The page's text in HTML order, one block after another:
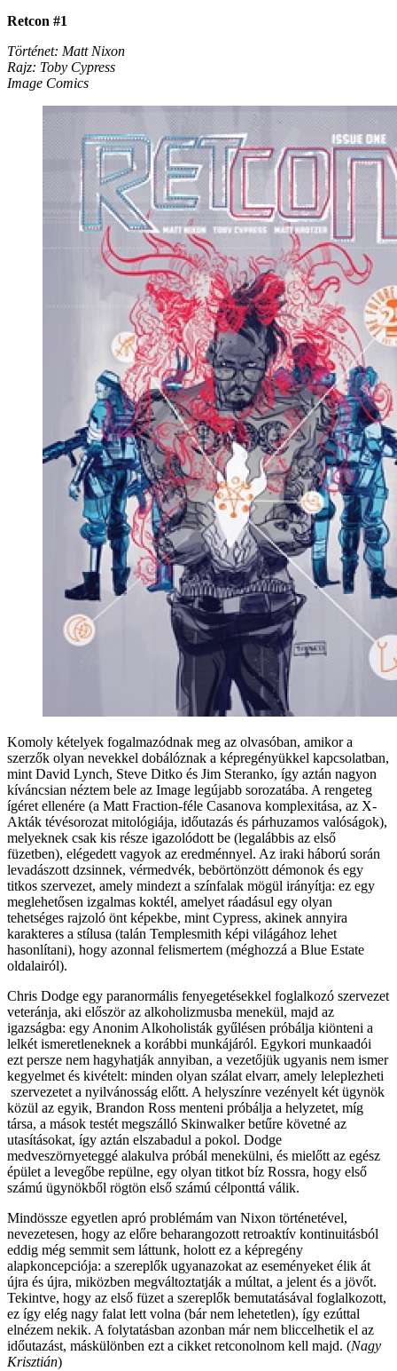
Retcon #1
Történet: Matt Nixon
Rajz: Toby Cypress
Image Comics
Komoly kételyek fogalmazódnak meg az olvasóban, amikor a
szerzők olyan nevekkel dobálóznak a képregényükkel kapcsolatban,
mint David Lynch, Steve Ditko és Jim Steranko, így aztán nagyon
kíváncsian néztem bele az Image legújabb sorozatába. A rengeteg
ígéret ellenére (a Matt Fraction-féle Casanova komplexitása, az X-
Akták tévésorozat mitológiája, időutazás és párhuzamos valóságok),
melyeknek csak kis része igazolódott be (legalábbis az első
füzetben), elégedett vagyok az eredménnyel. Az iraki háború során
levadászott dzsinnek, vérmedvék, bebörtönzött démonok és egy
titkos szervezet, amely mindezt a színfalak mögül irányítja: ez egy
meglehetősen izgalmas koktél, amelyet ráadásul egy olyan
tehetséges rajzoló önt képekbe, mint Cypress, akinek annyira
karakteres a stílusa (talán Templesmith képi világához lehet
hasonlítani), hogy azonnal felismertem (méghozzá a Blue Estate
oldalairól).
Chris Dodge egy paranormális fenyegetésekkel foglalkozó szervezet
veteránja, aki először az alkoholizmusba menekül, majd az
igazságba: egy Anonim Alkoholisták gyűlésen próbálja kiönteni a
lelkét ismeretleneknek a korábbi munkájáról. Egykori munkaadói
ezt persze nem hagyhatják annyiban, a vezetőjük ugyanis nem ismer
kegyelmet és kivételt: minden olyan szálat elvarr, amely leleplezheti
szervezetet a nyilvánosság előtt. A helyszínre vezényelt két ügynök
közül az egyik, Brandon Ross menteni próbálja a helyzetet, míg
társa, a mások testét megszálló Skinwalker betűre követné az
utasításokat, így aztán elszabadul a pokol. Dodge
medveszörnyeteggé alakulva próbál menekülni, és mielőtt az egész
épület a levegőbe repülne, egy olyan titkot bíz Rossra, hogy első
számú ügynökből rögtön első számú célponttá válik.
Mindössze egyetlen apró problémám van Nixon történetével,
nevezetesen, hogy az előre beharangozott retroaktív kontinuitásból
eddig még semmit sem láttunk, holott ez a képregény
alapkoncepciója: a szereplők ugyanazokat az eseményeket élik át
újra és újra, miközben megváltoztatják a múltat, a jelent és a jövőt.
Tekintve, hogy az első füzet a szereplők bemutatásával foglalkozott,
ez így elég nagy falat lett volna (bár nem lehetetlen), így ezúttal
elnézem nekik. A folytatásban azonban már nem bliccelhetik el az
időutazást, máskülönben ezt a cikket retconolnom kell majd. (Nagy
Krisztián)